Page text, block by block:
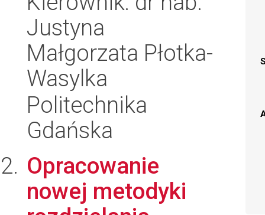
Justyna
Małgorzata Płotka-
Wasylka
Politechnika
Gdańska
Opracowanie
nowej metodyki